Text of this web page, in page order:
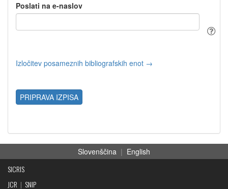
Poslati na e-naslov
Izločitev posameznih bibliografskih enot →
PRIPRAVA IZPISA
Slovenščina | English
SICRIS
JCR | SNIP